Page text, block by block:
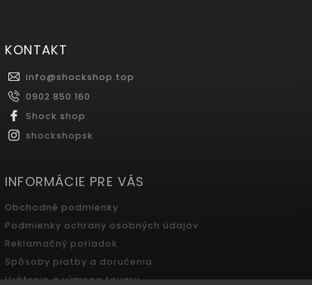
KONTAKT
info@shockshop.top
0902 850 160
Shock shop
shockshopsk
INFORMÁCIE PRE VÁS
Obchodné podmienky
Podmienky ochrany osobných údajov
Reklamačný poriadok
Spôsoby platby a doručenia
Vrátenie a výmena tovaru